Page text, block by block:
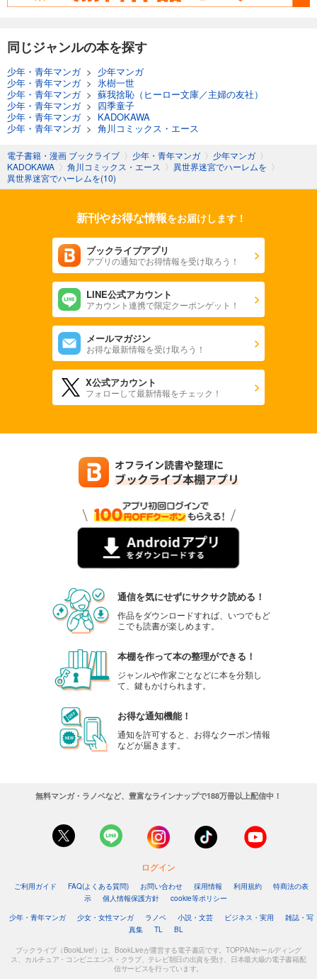
同じジャンルの本を探す
少年・青年マンガ> 少年マンガ
少年・青年マンガ> 氷樹一世
少年・青年マンガ> 蘇我捨恥（ヒーロー文庫／主婦の友社）
少年・青年マンガ> 四季童子
少年・青年マンガ> KADOKAWA
少年・青年マンガ> 角川コミックス・エース
電子書籍・漫画 ブックライブ 〉 少年・青年マンガ 〉 少年マンガ 〉
KADOKAWA 〉 角川コミックス・エース 〉 異世界迷宮でハーレムを 〉
異世界迷宮でハーレムを(10)
新刊やお得な情報をお届けします！
ブックライブアプリ
アプリの通知でお得情報を受け取ろう！
LINE公式アカウント
アカウント連携で限定クーポンゲット！
メールマガジン
お得な最新情報を受け取ろう！
X公式アカウント
フォローして最新情報をチェック！
通信を気にせずにサクサク読める！
作品をダウンロードすれば、いつでもど
こでも読書が楽しめます。
本棚を作って本の整理ができる！
ジャンルや作家ごとなどに本を分類し
て、鍵もかけられます。
お得な通知機能！
通知を許可すると、お得なクーポン情報
などが届きます。
無料マンガ・ラノベなど、豊富なラインナップで188万冊以上配信中！
ログイン
ご利用ガイド FAQ(よくある質問) お問い合わせ 採用情報 利用規約
特商法の表
示
個人情報保護方針
cookie等ポリシー
少年・青年マンガ
少女・女性マンガ ラノベ 小説・文芸 ビジネス・実用
雑誌・写
真集
TL BL
ブックライブ（BookLive!）は、BookLiveが運営する電子書店です。TOPPANホールディング
ス、カルチュア・コンビニエンス・クラブ、テレビ朝日の出資を受け、日本最大級の電子書籍配
信サービスを行っています。